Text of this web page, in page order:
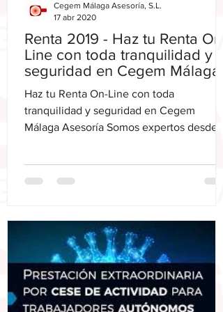
Renta 2019 - Haz tu Renta On-
Line con toda tranquilidad y
seguridad en Cegem Málaga
Asesoría
Haz tu Renta On-Line con toda
tranquilidad y seguridad en Cegem
Málaga Asesoría Somos expertos desde
Cegem Málaga Asesoría, S.L.
17 abr 2020